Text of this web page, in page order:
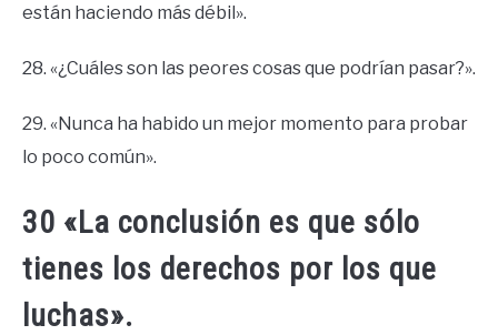
están haciendo más débil».
28. «¿Cuáles son las peores cosas que podrían pasar?».
29. «Nunca ha habido un mejor momento para probar
lo poco común».
30 «La conclusión es que sólo
tienes los derechos por los que
luchas».